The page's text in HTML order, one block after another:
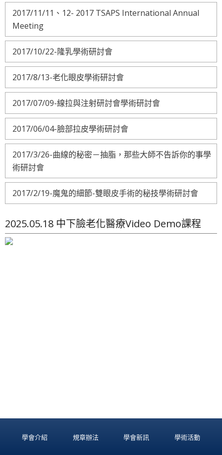
2017/11/11、12- 2017 TSAPS International Annual
Meeting
2017/10/22-隆乳學術研討會
2017/8/13-老化眼皮學術研討會
2017/07/09-線拉與注射研討會學術研討會
2017/06/04-臉部拉皮學術研討會
2017/3/26-曲線的秘密－抽脂，那些大師不告訴你的事學
術研討會
2017/2/19-魔鬼的細節-雙眼皮手術的秘技學術研討會
2025.05.18 中下臉老化醫療Video Demo課程
學會介紹 規章辦法 學會新訊 學術活動